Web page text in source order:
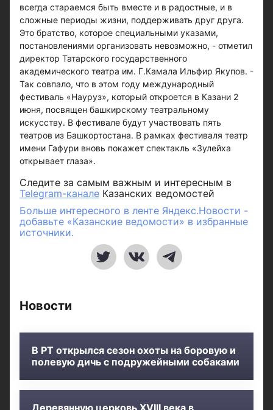
всегда стараемся быть вместе и в радостные, и в
сложные периоды жизни, поддерживать друг друга.
Это братство, которое специальными указами,
постановлениями организовать невозможно, - отметил
директор Татарского государственного
академического театра им. Г.Камала Ильфир Якупов. -
Так совпало, что в этом году международный
фестиваль «Науруз», который откроется в Казани 2
июня, посвящен башкирскому театральному
искусству. В фестивале будут участвовать пять
театров из Башкортостана. В рамках фестиваля театр
имени Гафури вновь покажет спектакль «Зулейха
открывает глаза».
Следите за самым важным и интересным в
Telegram-канале Казанских ведомостей
Больше интересного в ленте Яндекс.Новости -
добавьте «Казанские ведомости» в избранные
источники.
Новости
В РТ открылся сезон охоты на боровую и
полевую дичь с подружейными собаками
Деревянную церковь XVIII века в